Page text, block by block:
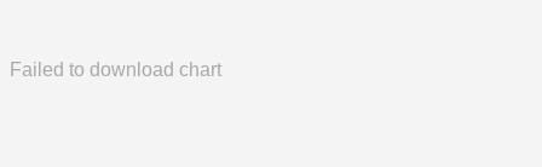
Failed to download chart